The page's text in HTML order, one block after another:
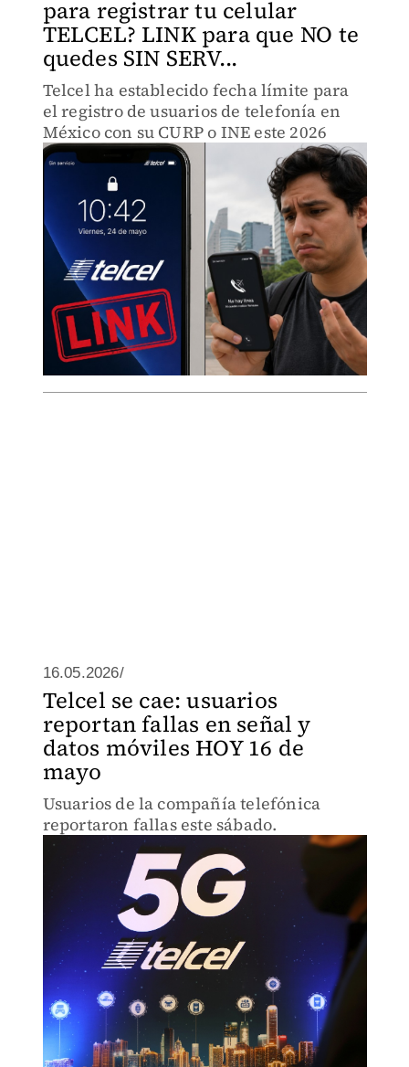
para registrar tu celular
TELCEL? LINK para que NO te
quedes SIN SERV...
Telcel ha establecido fecha límite para
el registro de usuarios de telefonía en
México con su CURP o INE este 2026
16.05.2026/
Telcel se cae: usuarios
reportan fallas en señal y
datos móviles HOY 16 de
mayo
Usuarios de la compañía telefónica
reportaron fallas este sábado.